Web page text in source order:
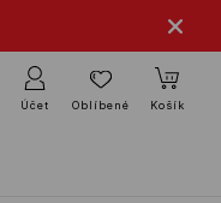
Účet Oblíbené Košík